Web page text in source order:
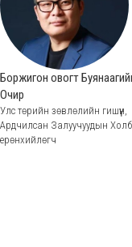
Боржигон овогт
Очир
Улс төрийн зөвлөлийн гишүүн,
Ардчилсан Залуучуудын
ерөнхийлөгч